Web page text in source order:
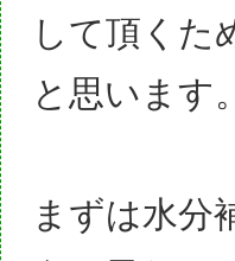
して頂くた
と思います。
まずは水分